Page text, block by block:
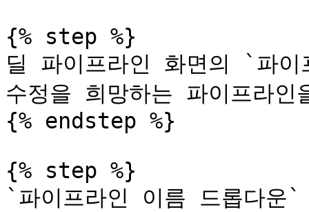
{% step %}
딜 파이프라인 화면의 `파
수정을 희망하는 파이프라
{% endstep %}
{% step %}
`파이프라인 이름 드롭다